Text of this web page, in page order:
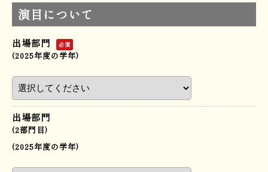
演目について
出場部門 必須
(2025年度の学年)
出場部門
(2部門目)
(2025年度の学年)